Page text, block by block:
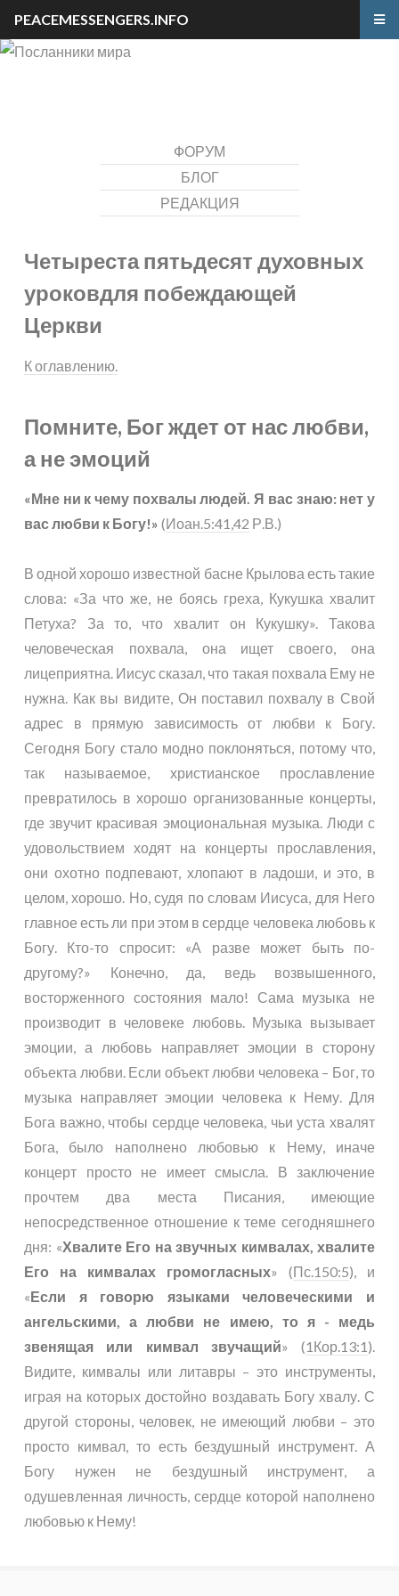
ФОРУМ
БЛОГ
РЕДАКЦИЯ
Четыреста пятьдесят духовных
уроковдля побеждающей
Церкви
К оглавлению.
Помните, Бог ждет от нас любви,
а не эмоций
«Мне ни к чему похвалы людей. Я вас знаю: нет у
вас любви к Богу!» (Иоан.5:41,42 Р.В.)
В одной хорошо известной басне Крылова есть такие
слова: «За что же, не боясь греха, Кукушка хвалит
Петуха? За то, что хвалит он Кукушку». Такова
человеческая похвала, она ищет своего, она
лицеприятна. Иисус сказал, что такая похвала Ему не
нужна. Как вы видите, Он поставил похвалу в Свой
адрес в прямую зависимость от любви к Богу.
Сегодня Богу стало модно поклоняться, потому что,
так называемое, христианское прославление
превратилось в хорошо организованные концерты,
где звучит красивая эмоциональная музыка. Люди с
удовольствием ходят на концерты прославления,
они охотно подпевают, хлопают в ладоши, и это, в
целом, хорошо. Но, судя по словам Иисуса, для Него
главное есть ли при этом в сердце человека любовь к
Богу. Кто-то спросит: «А разве может быть по-
другому?» Конечно, да, ведь возвышенного,
восторженного состояния мало! Сама музыка не
производит в человеке любовь. Музыка вызывает
эмоции, а любовь направляет эмоции в сторону
объекта любви. Если объект любви человека – Бог, то
музыка направляет эмоции человека к Нему. Для
Бога важно, чтобы сердце человека, чьи уста хвалят
Бога, было наполнено любовью к Нему, иначе
концерт просто не имеет смысла. В заключение
прочтем два места Писания, имеющие
непосредственное отношение к теме сегодняшнего
дня: «Хвалите Его на звучных кимвалах, хвалите
Его на кимвалах громогласных» (Пс.150:5), и
«Если я говорю языками человеческими и
ангельскими, а любви не имею, то я - медь
звенящая или кимвал звучащий» (1Кор.13:1 ).
Видите, кимвалы или литавры – это инструменты,
играя на которых достойно воздавать Богу хвалу. С
другой стороны, человек, не имеющий любви – это
просто кимвал, то есть бездушный инструмент. А
Богу нужен не бездушный инструмент, а
одушевленная личность, сердце которой наполнено
любовью к Нему!
PEACEMESSENGERS.INFO